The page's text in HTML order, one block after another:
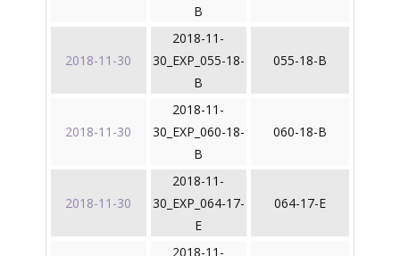
B
2018-11-30
2018-11-
30_EXP_055-18-
B
055-18-B
2018-11-30
2018-11-
30_EXP_060-18-
B
060-18-B
2018-11-30
2018-11-
30_EXP_064-17-
E
064-17-E
2018-11-